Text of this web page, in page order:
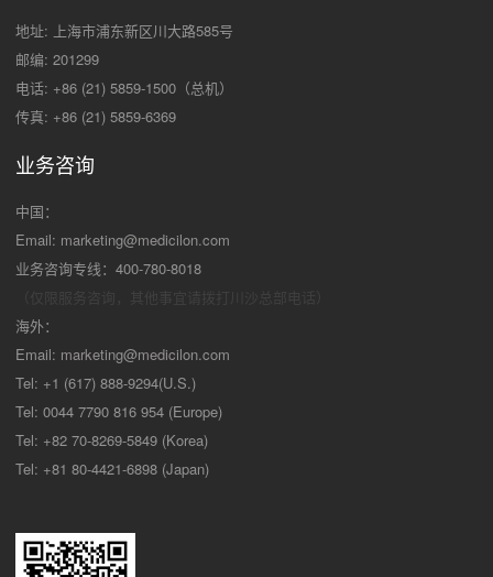
地址: 上海市浦东新区川大路585号
邮编: 201299
电话: +86 (21) 5859-1500（总机）
传真: +86 (21) 5859-6369
业务咨询
中国：
Email: marketing@medicilon.com
业务咨询专线：400-780-8018
海外：
Email: marketing@medicilon.com
Tel: +1 (617) 888-9294(U.S.)
Tel: 0044 7790 816 954 (Europe)
Tel: +82 70-8269-5849 (Korea)
Tel: +81 80-4421-6898 (Japan)